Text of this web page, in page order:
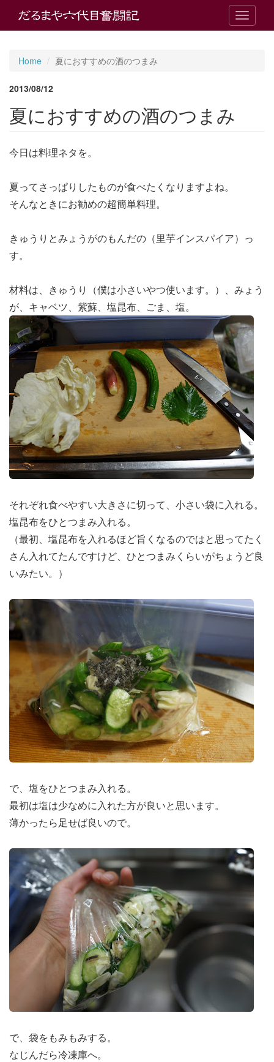
T
o
Home 夏におすすめの酒のつまみ
2013/08/12
夏におすすめの酒のつまみ
今日は料理ネタを。
夏ってさっぱりしたものが食べたくなりますよね。
そんなときにお勧めの超簡単料理。
きゅうりとみょうがのもんだの（里芋インスパイア）っ
す。
材料は、きゅうり（僕は小さいやつ使います。）、みょう
が、キャベツ、紫蘇、塩昆布、ごま、塩。
それぞれ食べやすい大きさに切って、小さい袋に入れる。
塩昆布をひとつまみ入れる。
（最初、塩昆布を入れるほど旨くなるのではと思ってたく
さん入れてたんですけど、ひとつまみくらいがちょうど良
いみたい。）
で、塩をひとつまみ入れる。
最初は塩は少なめに入れた方が良いと思います。
薄かったら足せば良いので。
で、袋をもみもみする。
なじんだら冷凍庫へ。